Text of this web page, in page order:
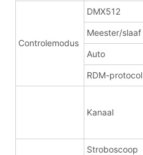
Controlemodus
DMX512
Meester/slaaf
Auto
RDM-protocol
Kanaal
Stroboscoop